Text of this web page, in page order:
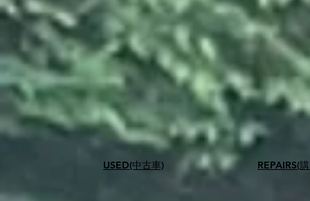
USED(中古車) ​REPAIRS(